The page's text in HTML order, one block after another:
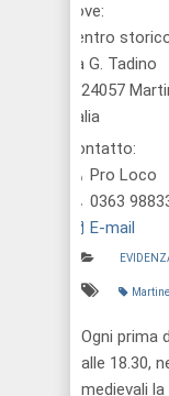
Dove:
Centro
via G. Tadino
1, 24057
Italia
Contatto:
Pro Loco
0363
E-mail
Ogni prima
alle 18.30,
medievali